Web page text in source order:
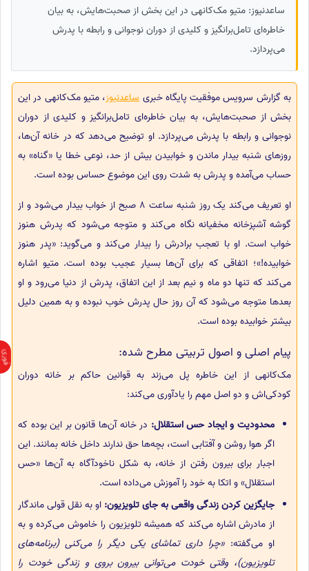
ساعدنیوز: متیو مک‌کانهی در این بخش از صحبت‌هایش، به بیان
خاطره‌ای تامل‌برانگیز و کلیدی از دوران نوجوانی و رابطه با پدرش
می‌پردازد.
به گزارش سرویس موفقیت پایگاه خبریساعدنیوز، متیو مک‌کانهی در این
بخش از صحبت‌هایش، به بیان خاطره‌ای تامل‌برانگیز و کلیدی از دوران
نوجوانی و رابطه با پدرش می‌پردازد. او توضیح می‌دهد که در خانه آن‌ها،
روزهای شنبه بیدار ماندن و خوابیدن بیش از حد، نوعی خطا یا «گناه» به
حساب می‌آمده و پدرش به شدت روی این موضوع حساس بوده است.
او تعریف می‌کند یک روز شنبه ساعت 8 صبح از خواب بیدار می‌شود و از
گوشه آشپزخانه مخفیانه نگاه می‌کند و متوجه می‌شود که پدرش هنوز
خواب است. او با تعجب برادرش را بیدار می‌کند و می‌گوید: «پدر هنوز
خوابیده!»؛ اتفاقی که برای آن‌ها بسیار عجیب بوده است. متیو اشاره
می‌کند که تنها دو ماه و نیم بعد از این اتفاق، پدرش از دنیا می‌رود و او
بعدها متوجه می‌شود که آن روز حال پدرش خوب نبوده و به همین دلیل
بیشتر خوابیده بوده است.
پیام اصلی و اصول تربیتی مطرح شده:
مک‌کانهی از این خاطره پل می‌زند به قوانین حاکم بر خانه دوران
کودکی‌اش و دو اصل مهم را یادآوری می‌کند:
محدودیت و ایجاد حس استقلال: در خانه آن‌ها قانون بر این بوده که
اگر هوا روشن و آفتابی است، بچه‌ها حق ندارند داخل خانه بمانند. این
اجبار برای بیرون رفتن از خانه، به شکل ناخودآگاه به آن‌ها «حس
استقلال» و اتکا به خود را آموزش می‌داده است.
جایگزین کردن زندگی واقعی به جای تلویزیون: او به نقل قولی ماندگار
از مادرش اشاره می‌کند که همیشه تلویزیون را خاموش می‌کرده و به
او می‌گفته: «چرا داری تماشای یکی دیگر را می‌کنی (برنامه‌های
تلویزیون)، وقتی خودت می‌توانی بیرون بروی و زندگی خودت را